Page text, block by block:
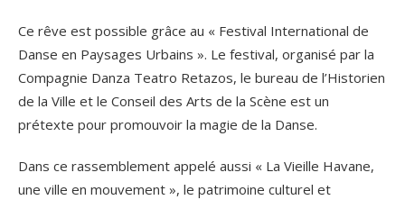
Ce rêve est possible grâce au « Festival International de
Danse en Paysages Urbains ». Le festival, organisé par la
Compagnie Danza Teatro Retazos, le bureau de l’Historien
de la Ville et le Conseil des Arts de la Scène est un
prétexte pour promouvoir la magie de la Danse.
Dans ce rassemblement appelé aussi « La Vieille Havane,
une ville en mouvement », le patrimoine culturel et